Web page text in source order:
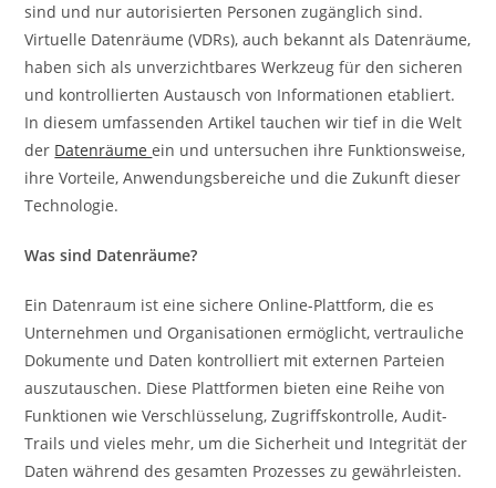
sind und nur autorisierten Personen zugänglich sind.
Virtuelle Datenräume (VDRs), auch bekannt als Datenräume,
haben sich als unverzichtbares Werkzeug für den sicheren
und kontrollierten Austausch von Informationen etabliert.
In diesem umfassenden Artikel tauchen wir tief in die Welt
der Datenräumeein und untersuchen ihre Funktionsweise,
ihre Vorteile, Anwendungsbereiche und die Zukunft dieser
Technologie.
Was sind Datenräume?
Ein Datenraum ist eine sichere Online-Plattform, die es
Unternehmen und Organisationen ermöglicht, vertrauliche
Dokumente und Daten kontrolliert mit externen Parteien
auszutauschen. Diese Plattformen bieten eine Reihe von
Funktionen wie Verschlüsselung, Zugriffskontrolle, Audit-
Trails und vieles mehr, um die Sicherheit und Integrität der
Daten während des gesamten Prozesses zu gewährleisten.